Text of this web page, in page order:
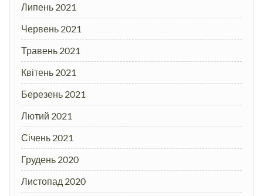
Липень 2021
Червень 2021
Травень 2021
Квітень 2021
Березень 2021
Лютий 2021
Січень 2021
Грудень 2020
Листопад 2020